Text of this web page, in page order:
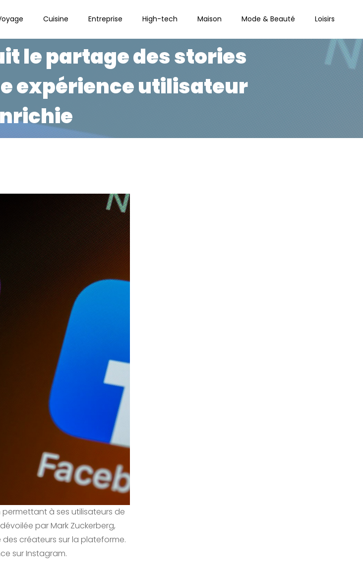
Cuisine Entreprise High-tech Maison Mode & Beauté Loisirs
le partage des stories
expérience utilisateur
à ses utilisateurs de
par Mark Zuckerberg,
créateurs sur la plateforme.
sur Instagram.